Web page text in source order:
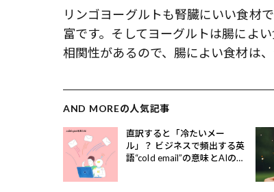
リンゴヨーグルトも腎臓にいい食材
富です。そしてヨーグルトは腸によ
相関性があるので、腸によい食材は
AND MOREの人気記事
直訳すると「冷たいメー
ル」？ ビジネスで頻出する英
語“cold email”の意味とAIの活